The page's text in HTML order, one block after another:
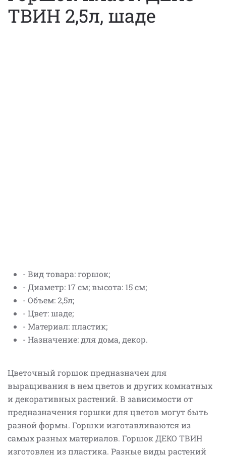
ТВИН 2,5л, шаде
- Вид товара: горшок;
- Диаметр: 17 см; высота: 15 см;
- Объем: 2,5л;
- Цвет: шаде;
- Материал: пластик;
- Назначение: для дома, декор.
Цветочный горшок предназначен для
выращивания в нем цветов и других комнатных
и декоративных растений. В зависимости от
предназначения горшки для цветов могут быть
разной формы. Горшки изготавливаются из
самых разных материалов. Горшок ДЕКО ТВИН
изготовлен из пластика. Разные виды растений